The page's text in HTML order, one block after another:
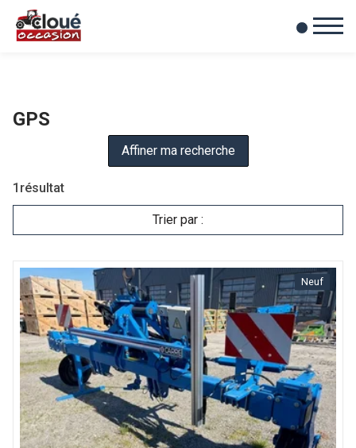
Mes favoris
0
GPS
1 résultat
Trier par :
Affiner ma recherche
Neuf